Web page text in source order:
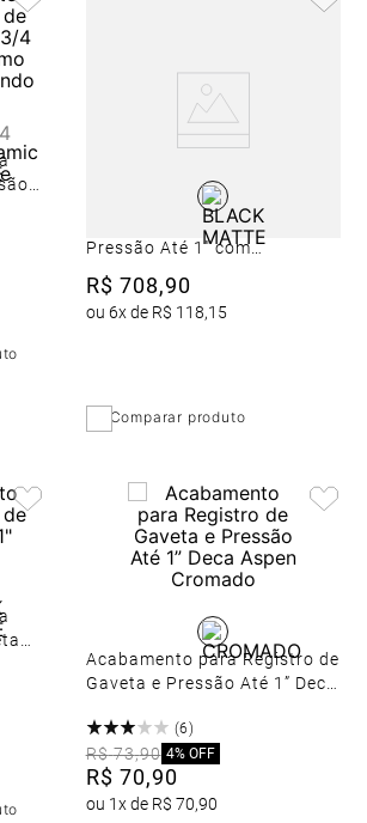
4
Acabamento para Registro de
Pressão Até 1" com
Mecanismo 1/2 Volta
R$ 708,90
ou 6x de R$ 118,15
Comparar produto
Acabamento para Registro de
Gaveta e Pressão Até 1” Deca
(6 )
R$ 73,90 4% OFF
R$ 70,90
ou 1x de R$ 70,90